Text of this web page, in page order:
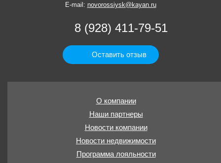
E-mail: novorossiysk@kayan.ru
8 (928) 411-79-51
Оставить отзыв
О компании
Наши партнеры
Новости компании
Новости недвижимости
Программа лояльности